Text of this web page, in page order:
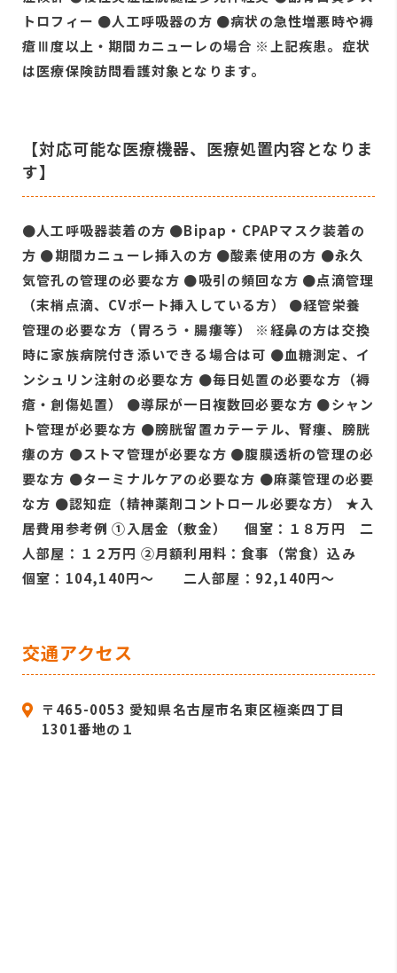
トロフィー ●人工呼吸器の方 ●病状の急性増悪時や褥
瘡Ⅲ度以上・期間カニューレの場合 ※上記疾患。症状
は医療保険訪問看護対象となります。
【対応可能な医療機器、医療処置内容となりま
す】
●人工呼吸器装着の方 ●Bipap・CPAPマスク装着の
方 ●期間カニューレ挿入の方 ●酸素使用の方 ●永久
気管孔の管理の必要な方 ●吸引の頻回な方 ●点滴管理
（末梢点滴、CVポート挿入している方） ●経管栄養
管理の必要な方（胃ろう・腸瘻等） ※経鼻の方は交換
時に家族病院付き添いできる場合は可 ●血糖測定、イ
ンシュリン注射の必要な方 ●毎日処置の必要な方（褥
瘡・創傷処置） ●導尿が一日複数回必要な方 ●シャン
ト管理が必要な方 ●膀胱留置カテーテル、腎瘻、膀胱
瘻の方 ●ストマ管理が必要な方 ●腹膜透析の管理の必
要な方 ●ターミナルケアの必要な方 ●麻薬管理の必要
な方 ●認知症（精神薬剤コントロール必要な方） ★入
居費用参考例 ①入居金（敷金） 個室：１８万円 二
人部屋：１２万円 ②月額利用料：食事（常食）込み
個室：104,140円～ 二人部屋：92,140円～
交通アクセス
〒465-0053 愛知県名古屋市名東区極楽四丁目
1301番地の１